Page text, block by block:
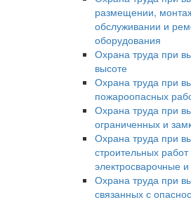
размещении,
обслуживании и
оборудования
Охрана труда при
высоте
Охрана труда при
пожароопасных
Охрана труда при
ограниченных и
Охрана труда при
строительных
электросварочные
Охрана труда при
связанных с